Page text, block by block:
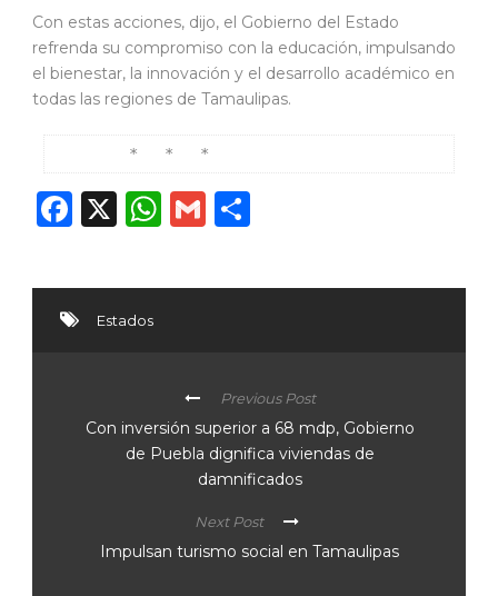
Con estas acciones, dijo, el Gobierno del Estado
refrenda su compromiso con la educación, impulsando
el bienestar, la innovación y el desarrollo académico en
todas las regiones de Tamaulipas.
        *   *   *
Facebook
X WhatsApp
Gmail
Estados
Previous Post
Con inversión superior a 68 mdp, Gobierno
de Puebla dignifica viviendas de
damnificados
Next Post
Impulsan turismo social en Tamaulipas